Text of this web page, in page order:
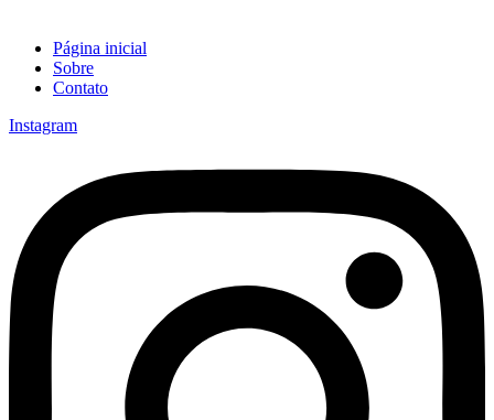
Página inicial
Sobre
Contato
Instagram